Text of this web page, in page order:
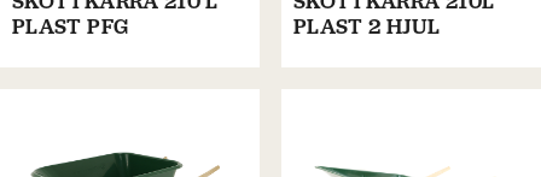
PLAST PFG
PLAST 2 HJUL